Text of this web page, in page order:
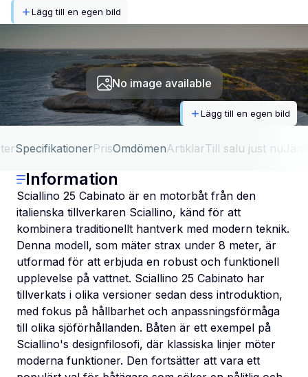
Lägg till en egen bild
No image available
Lägg till en egen bild
SpecifikationerPrisOmdömenArtiklarTill salu just nu
Information
Sciallino 25 Cabinato är en motorbåt från den
italienska tillverkaren Sciallino, känd för att
kombinera traditionellt hantverk med modern teknik.
Denna modell, som mäter strax under 8 meter, är
utformad för att erbjuda en robust och funktionell
upplevelse på vattnet. Sciallino 25 Cabinato har
tillverkats i olika versioner sedan dess introduktion,
med fokus på hållbarhet och anpassningsförmåga
till olika sjöförhållanden. Båten är ett exempel på
Sciallino's designfilosofi, där klassiska linjer möter
moderna funktioner. Den fortsätter att vara ett